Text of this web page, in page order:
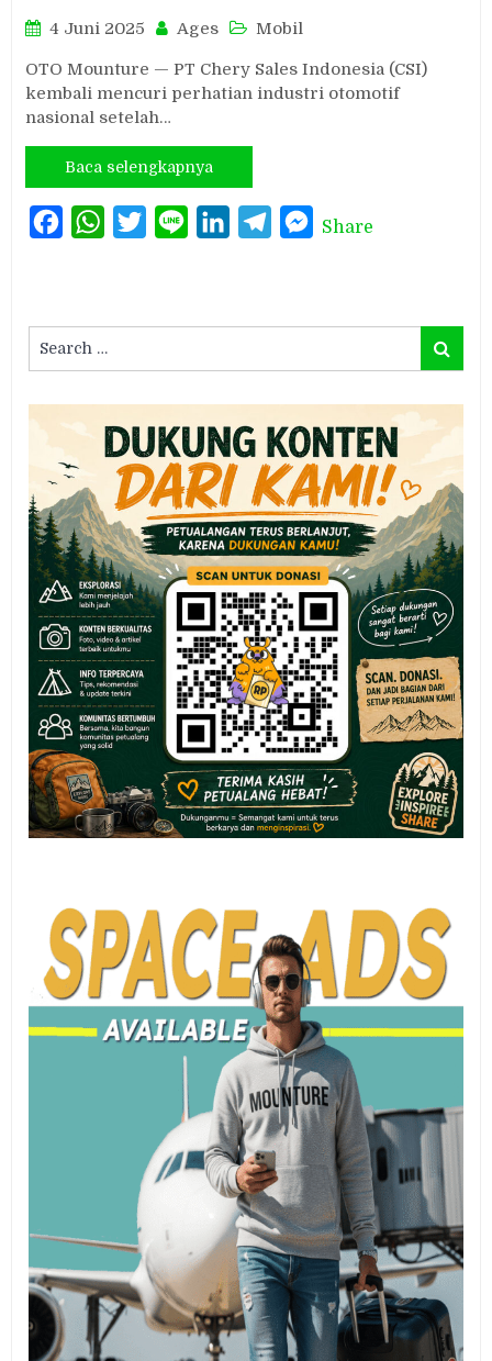
4 Juni 2025 Ages Mobil
OTO Mounture — PT Chery Sales Indonesia (CSI)
kembali mencuri perhatian industri otomotif
nasional setelah…
Baca selengkapnya
FacebookWhatsAppTwitterLine LinkedInTelegramMessenger
Share
for:
Search